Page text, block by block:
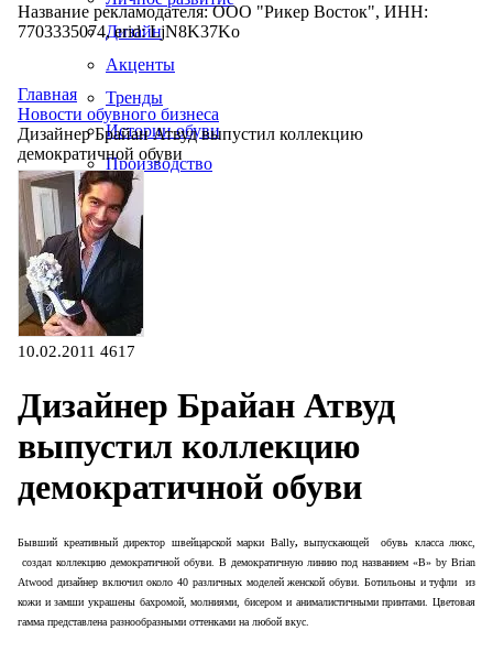
Дизайн
Акценты
Тренды
Истории обуви
Производство
Название рекламодателя: ООО "Рикер Восток", ИНН:
7703335074, erid: LjN8K37Ko
Главная
Новости обувного бизнеса
Дизайнер Брайан Атвуд выпустил коллекцию
демократичной обуви
10.02.2011 4617
Дизайнер Брайан Атвуд
выпустил коллекцию
демократичной обуви
Бывший креативный директор швейцарской марки Bally, выпускающей обувь класса люкс,
создал коллекцию демократичной обуви. В демократичную линию под названием «B» by Brian
Atwood дизайнер включил около 40 различных моделей женской обуви. Ботильоны и туфли из
кожи и замши украшены бахромой, молниями, бисером и анималистичными принтами. Цветовая
гамма представлена разнообразными оттенками на любой вкус.